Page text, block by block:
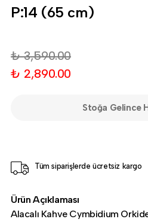
P:14 (65 cm)
₺ 3,590.00
₺ 2,890.00
Stoğa Gelince
Tüm siparişlerde ücretsiz kargo
Ürün Açıklaması
Alacalı Kahve Cymbidium